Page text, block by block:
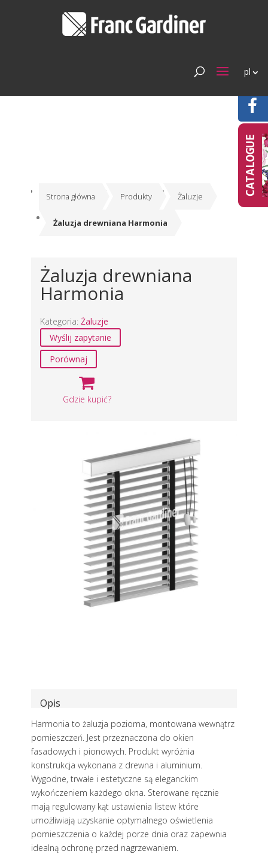
pl
Strona główna Produkty Żaluzje
Żaluzja drewniana Harmonia
Żaluzja drewniana
Harmonia
Kategoria: Żaluzje
Wyślij zapytanie
Porównaj
Gdzie kupić?
Opis
Harmonia to żaluzja pozioma, montowana wewnątrz
pomieszczeń. Jest przeznaczona do okien
fasadowych i pionowych. Produkt wyróżnia
konstrukcja wykonana z drewna i aluminium.
Wygodne, trwałe i estetyczne są eleganckim
wykończeniem każdego okna. Sterowane ręcznie
mają regulowany kąt ustawienia listew które
umożliwiają uzyskanie optymalnego oświetlenia
pomieszczenia o każdej porze dnia oraz zapewnia
idealną ochronę przed nagrzewaniem.